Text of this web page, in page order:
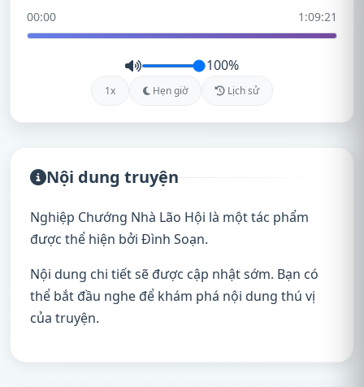
00:00 1:09:21
100%
1x Hẹn giờ Lịch sử
Nội dung truyện
Nghiệp Chướng Nhà Lão Hội là một tác phẩm
được thể hiện bởi Đình Soạn.
Nội dung chi tiết sẽ được cập nhật sớm. Bạn có
thể bắt đầu nghe để khám phá nội dung thú vị
của truyện.